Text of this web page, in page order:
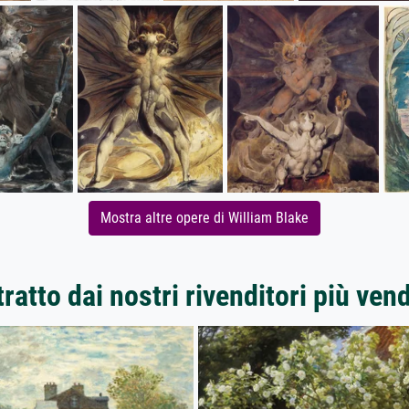
Mostra altre opere di William Blake
dai nostri rivenditori più